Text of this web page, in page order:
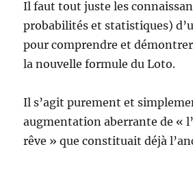
Il faut tout juste les
probabilités et statistiques)
pour comprendre et démontrer
la nouvelle formule du Loto.
Il s’agit purement et
augmentation aberrante de «
rêve » que constituait déjà